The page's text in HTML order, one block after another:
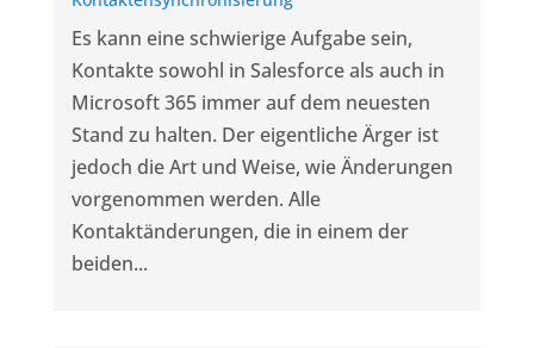
Es kann eine schwierige Aufgabe sein,
Kontakte sowohl in Salesforce als auch in
Microsoft 365 immer auf dem neuesten
Stand zu halten. Der eigentliche Ärger ist
jedoch die Art und Weise, wie Änderungen
vorgenommen werden. Alle
Kontaktänderungen, die in einem der
beiden...